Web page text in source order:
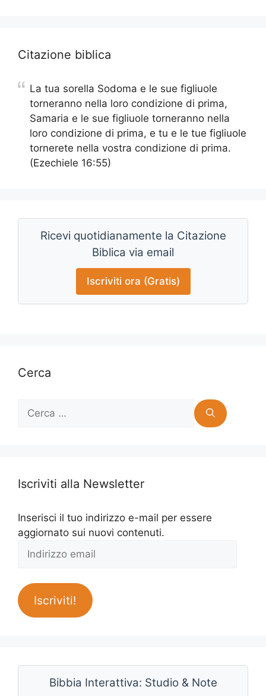
Citazione biblica
La tua sorella Sodoma e le sue figliuole
torneranno nella loro condizione di prima,
Samaria e le sue figliuole torneranno nella
loro condizione di prima, e tu e le tue figliuole
tornerete nella vostra condizione di prima.
(Ezechiele 16:55)
Ricevi quotidianamente la Citazione
Biblica via email
Iscriviti ora (Gratis)
Cerca
per:
Iscriviti alla Newsletter
Inserisci il tuo indirizzo e-mail per essere
aggiornato sui nuovi contenuti.
email
Iscriviti!
Bibbia Interattiva: Studio & Note